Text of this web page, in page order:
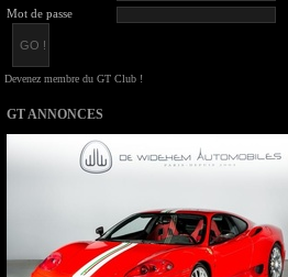
Mot de passe
GT ANNONCES